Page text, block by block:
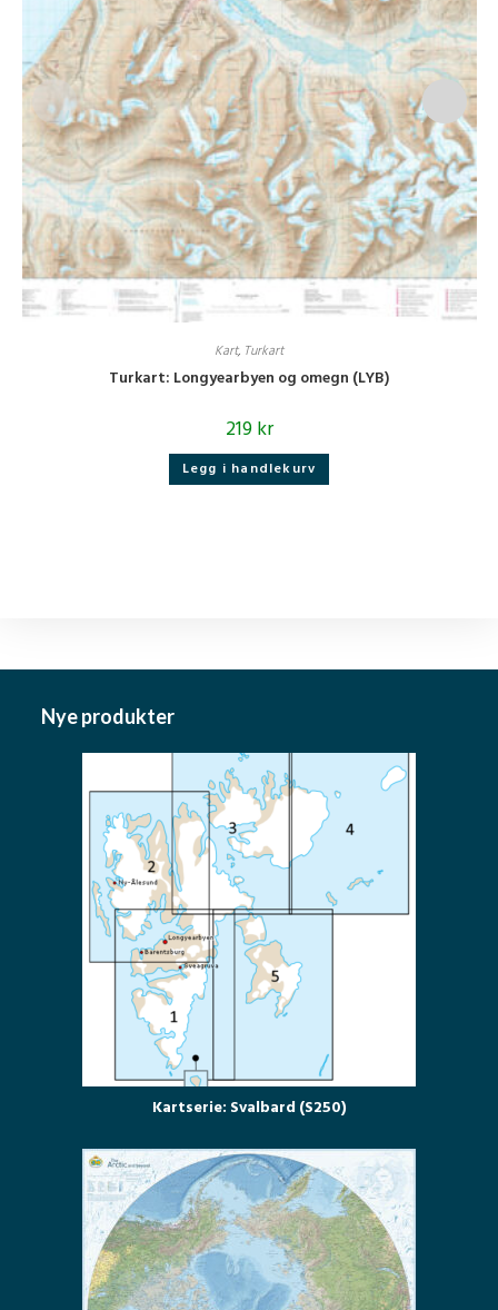
Kart, Turkart
Turkart: Longyearbyen og omegn (LYB)
219kr
Legg i handlekurv
Nye produkter
Kartserie: Svalbard (S250)